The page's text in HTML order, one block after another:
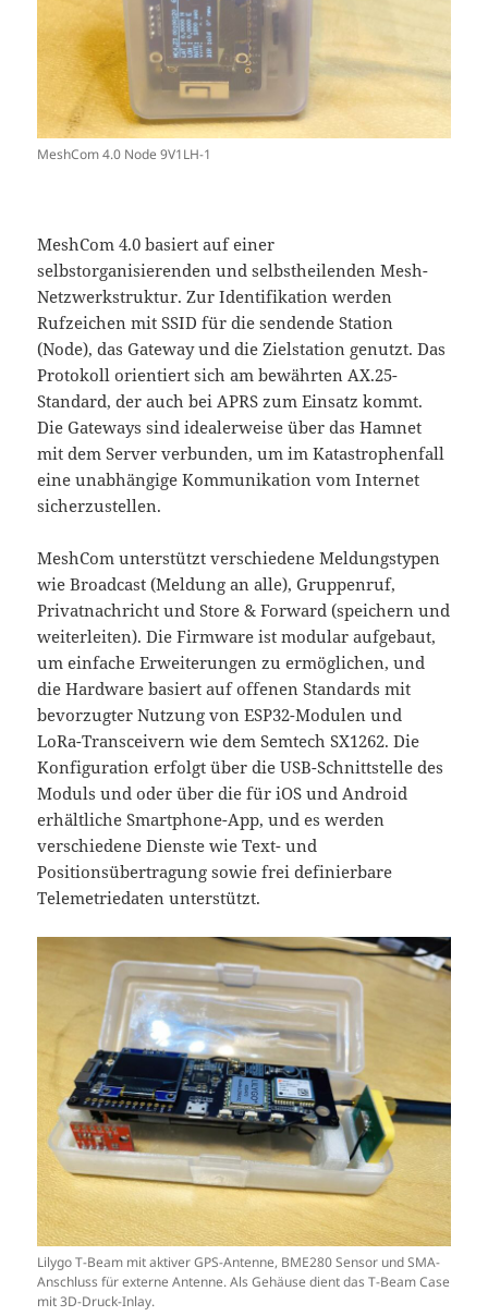
MeshCom 4.0 Node 9V1LH-1
MeshCom 4.0 basiert auf einer
selbstorganisierenden und selbstheilenden Mesh-
Netzwerkstruktur. Zur Identifikation werden
Rufzeichen mit SSID für die sendende Station
(Node), das Gateway und die Zielstation genutzt. Das
Protokoll orientiert sich am bewährten AX.25-
Standard, der auch bei APRS zum Einsatz kommt.
Die Gateways sind idealerweise über das Hamnet
mit dem Server verbunden, um im Katastrophenfall
eine unabhängige Kommunikation vom Internet
sicherzustellen.
MeshCom unterstützt verschiedene Meldungstypen
wie Broadcast (Meldung an alle), Gruppenruf,
Privatnachricht und Store & Forward (speichern und
weiterleiten). Die Firmware ist modular aufgebaut,
um einfache Erweiterungen zu ermöglichen, und
die Hardware basiert auf offenen Standards mit
bevorzugter Nutzung von ESP32-Modulen und
LoRa-Transceivern wie dem Semtech SX1262. Die
Konfiguration erfolgt über die USB-Schnittstelle des
Moduls und oder über die für iOS und Android
erhältliche Smartphone-App, und es werden
verschiedene Dienste wie Text- und
Positionsübertragung sowie frei definierbare
Telemetriedaten unterstützt.
Lilygo T-Beam mit aktiver GPS-Antenne, BME280 Sensor und SMA-
Anschluss für externe Antenne. Als Gehäuse dient das T-Beam Case
mit 3D-Druck-Inlay.